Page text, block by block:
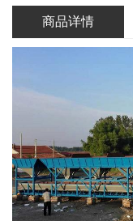
商品详情